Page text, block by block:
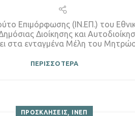
Επιμόρφωσης (ΙΝ.ΕΠ.) του
Διοίκησης και
στα ενταγμένα Μέλη του
ΠΕΡΙΣΣΟΤΕΡΑ
ΠΡΟΣΚΛΗΣΕΙΣ ΙΝΕΠ